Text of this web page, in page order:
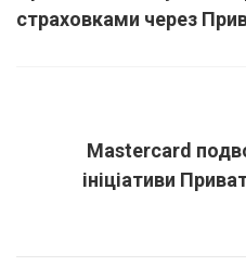
страховками через
Mastercard
ініціативи